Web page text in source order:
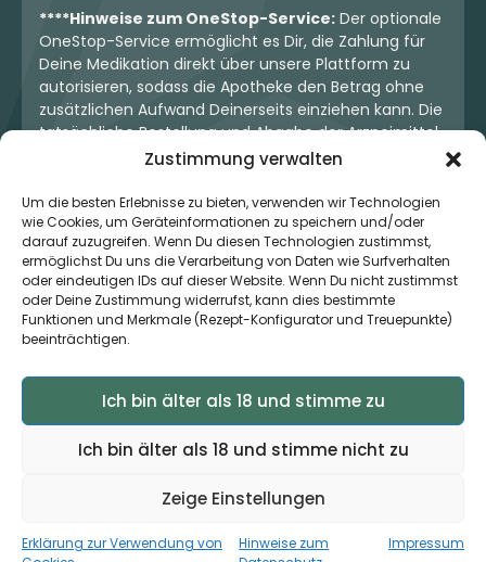
Zustimmung verwalten
Um die besten Erlebnisse zu bieten, verwenden wir Technologien
wie Cookies, um Geräteinformationen zu speichern und/oder
darauf zuzugreifen. Wenn Du diesen Technologien zustimmst,
ermöglichst Du uns die Verarbeitung von Daten wie Surfverhalten
oder eindeutigen IDs auf dieser Website. Wenn Du nicht zustimmst
oder Deine Zustimmung widerrufst, kann dies bestimmte
Funktionen und Merkmale (Rezept-Konfigurator und Treuepunkte)
beeinträchtigen.
Ich bin älter als 18 und stimme zu
Ich bin älter als 18 und stimme nicht zu
Zeige Einstellungen
Erklärung zur Verwendung von
Hinweise zum
Impressum
****Hinweise zum OneStop-Service: Der optionale
OneStop-Service ermöglicht es Dir, die Zahlung für
Deine Medikation direkt über unsere Plattform zu
autorisieren, sodass die Apotheke den Betrag ohne
zusätzlichen Aufwand Deinerseits einziehen kann. Die
tatsächliche Bestellung und Abgabe der Arzneimittel
erfolgt jedoch ausschließlich über die jeweilige
Dir und der Apotheke. Unser OneStop-Service stellt
kein pharmazeutisches Angebot dar, sondern dient
lediglich der komfortablen Zahlungsabwicklung. Die
Nutzung ist freiwillig und hat keinerlei Einfluss auf die
ärztliche Therapieentscheidung oder die Wahl der
verschriebenen Medikation. Apotheken sind rechtlich
unabhängig und unterliegen den gesetzlichen
© 2026 MedCanOneStop (MCOS GmbH) - Alle Rechte
vorbehalten.
Zur App ›